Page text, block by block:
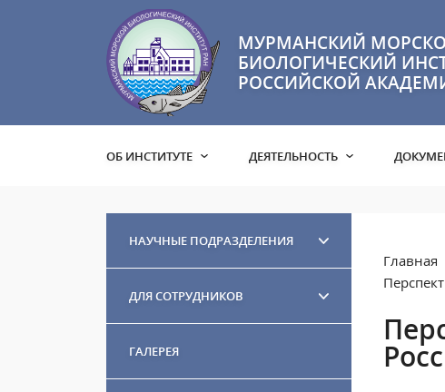
МУРМАНСКИЙ
БИОЛОГИЧЕСКИЙ
РОССИЙСКОЙ
ОБ ИНСТИТУТЕ ДЕЯТЕЛЬНОСТЬ
НАУЧНЫЕ ПОДРАЗДЕЛЕНИЯ
ДЛЯ СОТРУДНИКОВ
ГАЛЕРЕЯ
Главная